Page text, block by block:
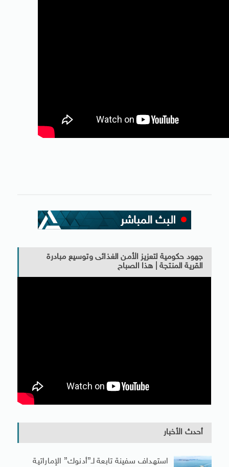
جهود حكومية لتعزيز الأمن الغذائى وتوسيع مبادرة
القرية المنتجة | هذا الصباح
أحدث الأخبار
استهداف سفينة تابعة لـ”أدنوك” الإماراتية